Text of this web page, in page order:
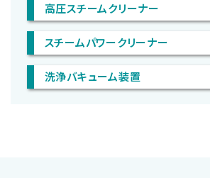
高圧スチームクリーナー
スチームパワークリーナー
洗浄バキューム装置